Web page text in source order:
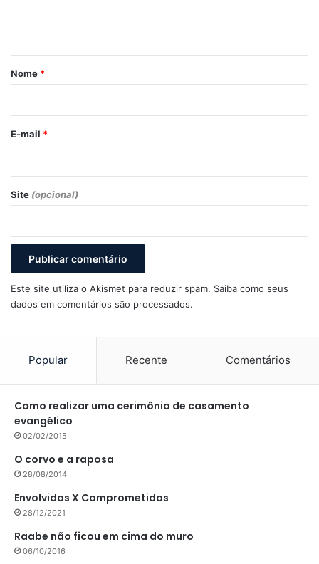
r
*
Nome *
E-mail *
Site (opcional)
Este site utiliza o Akismet para reduzir spam. Saiba como seus
dados em comentários são processados.
Popular Recente Comentários
Como realizar uma cerimônia de casamento
evangélico
02/02/2015
O corvo e a raposa
28/08/2014
Envolvidos X Comprometidos
28/12/2021
Raabe não ficou em cima do muro
06/10/2016